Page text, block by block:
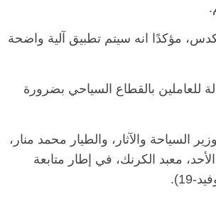
مؤكدًا انه سيتم تطبيق آلية واضحة
بالقطاع السياحي بضرورة
السياحة والآثار، والطيار محمد منار،
معبد الكرنك، في إطار متابعة
19).